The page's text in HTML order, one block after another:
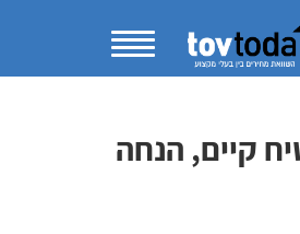
קיים, הנחה